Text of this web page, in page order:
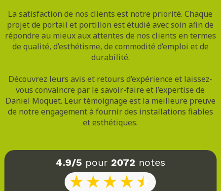
La satisfaction de nos clients est notre priorité. Chaque
projet de portail et portillon est étudié avec soin afin de
répondre au mieux aux attentes de nos clients en termes
de qualité, d’esthétisme, de commodité d’emploi et de
durabilité.
Découvrez leurs avis et retours d’expérience et laissez-
vous convaincre par le savoir-faire et l’expertise de
Daniel Moquet. Leur témoignage est la meilleure preuve
de notre engagement à fournir des installations fiables
et esthétiques.
4.9/5pour 2072 notes